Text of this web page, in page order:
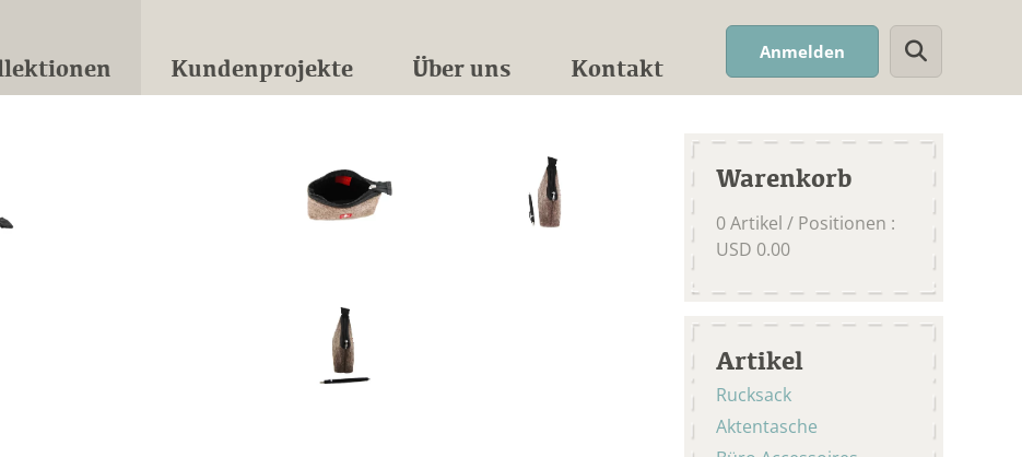
Kundenprojekte Über uns Kontakt
Anmelden Suchwort
Warenkorb
0Artikel / Positionen :
USD 0.00
Artikel
Rucksack
Aktentasche